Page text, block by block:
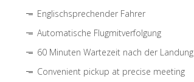
Englischsprechender Fahrer
Automatische Flugmitverfolgung
60 Minuten Wartezeit nach der Landung
Convenient pickup at precise meeting